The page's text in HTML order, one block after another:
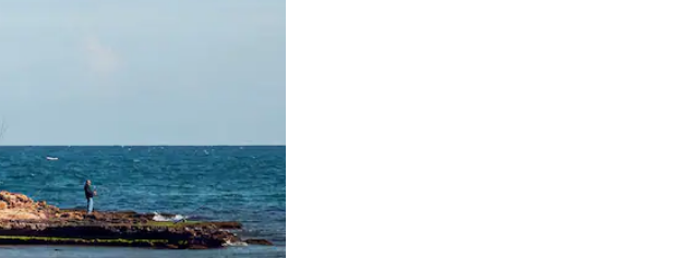
abajo o explora con el tacto o desliza el dedo.